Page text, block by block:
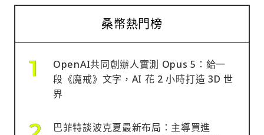
桑幣熱門榜
OpenAI共同創辦人實測 Opus 5：給一
段《魔戒》文字，AI 花 2 小時打造 3D 世
界
巴菲特談波克夏最新布局：主導買進